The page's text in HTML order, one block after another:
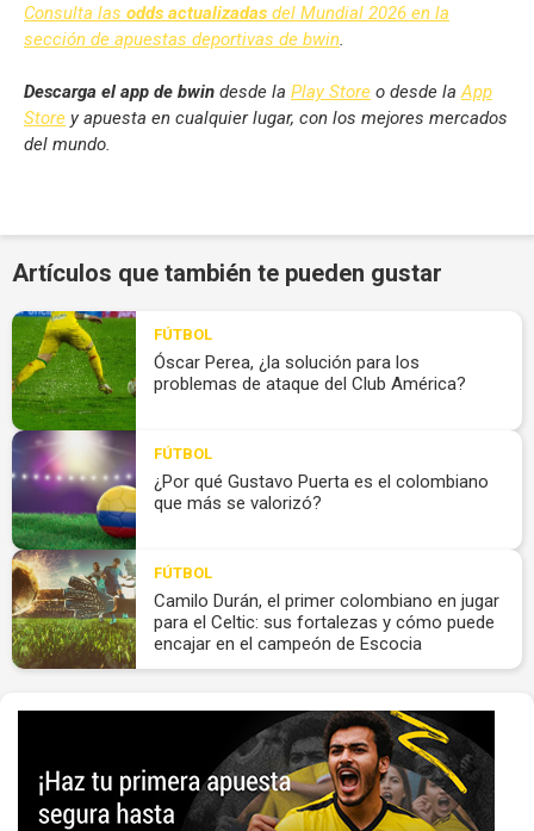
Consulta las odds actualizadas del Mundial 2026 en la
sección de apuestas deportivas de bwin
Descarga el app de bwin desde la Play Store o desde laApp
Store y apuesta en cualquier lugar, con los mejores mercados
del mundo.
Artículos que también te pueden gustar
FÚTBOL
Óscar Perea, ¿la solución para los
problemas de ataque del Club América?
FÚTBOL
¿Por qué Gustavo Puerta es el colombiano
que más se valorizó?
FÚTBOL
Camilo Durán, el primer colombiano en jugar
para el Celtic: sus fortalezas y cómo puede
encajar en el campeón de Escocia